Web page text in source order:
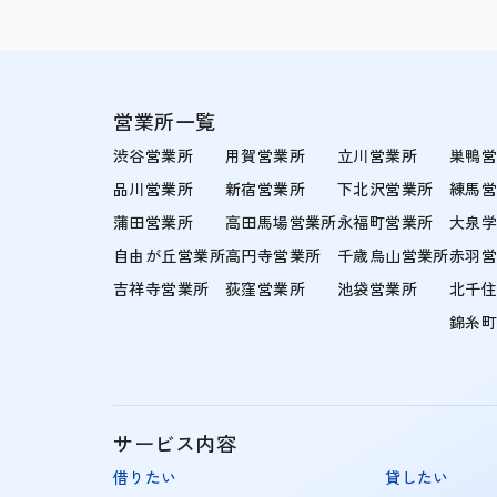
営業所一覧
渋谷営業所
品川営業所
蒲田営業所
自由が丘営業所
吉祥寺営業所
用賀営業所
新宿営業所
高田馬場営業所
高円寺営業所
荻窪営業所
立川営業所
下北沢営業所
永福町営業所
千歳烏山営業所
池袋営業所
巣鴨
練馬
大泉
赤羽
北千
錦糸
サービス内容
借りたい
貸したい